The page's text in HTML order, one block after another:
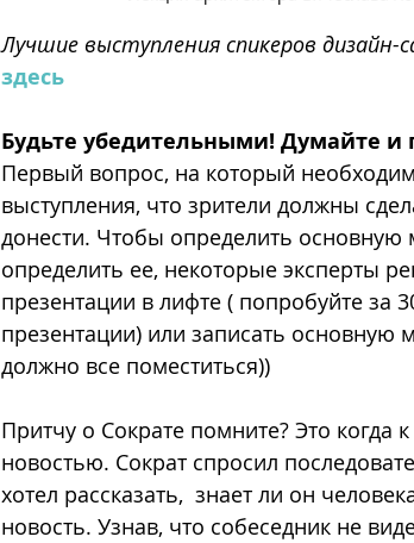
Лучшие выступления спикеров дизайн-
здесь
Будьте убедительными! Думайте и
Первый вопрос, на который
выступления, что зрители должны
донести. Чтобы определить основную
определить ее, некоторые эксперты
презентации в лифте ( попробуйте
презентации) или записать
должно все поместиться))
Притчу о Сократе помните? Это
новостью. Сократ спросил
хотел рассказать,  знает ли он
новость. Узнав, что собеседник не